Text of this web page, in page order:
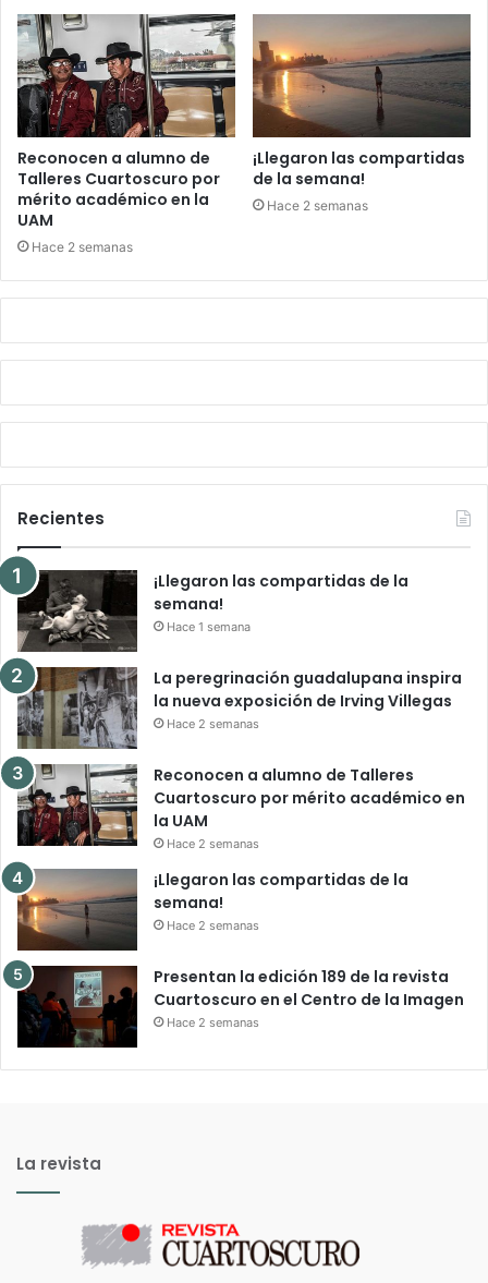
Reconocen a alumno de
Talleres Cuartoscuro por
mérito académico en la
UAM
Hace 2 semanas
¡Llegaron las compartidas
de la semana!
Hace 2 semanas
Recientes
¡Llegaron las compartidas de la
semana!
Hace 1 semana
La peregrinación guadalupana inspira
la nueva exposición de Irving Villegas
Hace 2 semanas
Reconocen a alumno de Talleres
Cuartoscuro por mérito académico en
la UAM
Hace 2 semanas
¡Llegaron las compartidas de la
semana!
Hace 2 semanas
Presentan la edición 189 de la revista
Cuartoscuro en el Centro de la Imagen
Hace 2 semanas
La revista